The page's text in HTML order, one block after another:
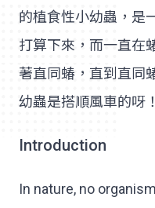
的植食性小幼蟲，是
打算下來，而一直在
著直同蝽，直到直同
幼蟲是搭順風車的呀！
Introduction
In nature, no